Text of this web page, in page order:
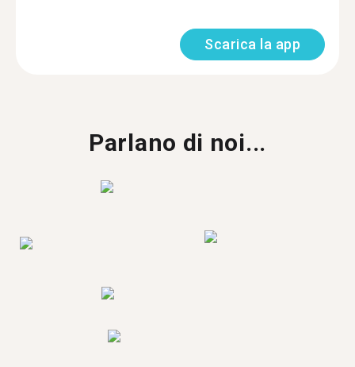
Scarica la app
Parlano di noi...